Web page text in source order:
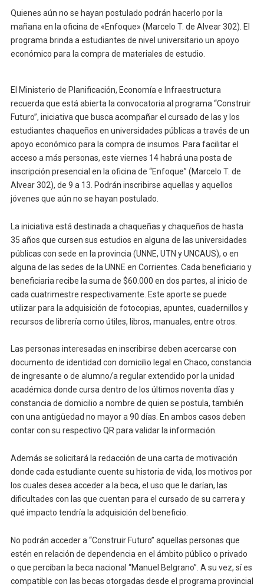
Quienes aún no se hayan postulado podrán hacerlo por la
mañana en la oficina de «Enfoque» (Marcelo T. de Alvear 302). El
programa brinda a estudiantes de nivel universitario un apoyo
económico para la compra de materiales de estudio.
El Ministerio de Planificación, Economía e Infraestructura
recuerda que está abierta la convocatoria al programa “Construir
Futuro”, iniciativa que busca acompañar el cursado de las y los
estudiantes chaqueños en universidades públicas a través de un
apoyo económico para la compra de insumos. Para facilitar el
acceso a más personas, este viernes 14 habrá una posta de
inscripción presencial en la oficina de “Enfoque” (Marcelo T. de
Alvear 302), de 9 a 13. Podrán inscribirse aquellas y aquellos
jóvenes que aún no se hayan postulado.
La iniciativa está destinada a chaqueñas y chaqueños de hasta
35 años que cursen sus estudios en alguna de las universidades
públicas con sede en la provincia (UNNE, UTN y UNCAUS), o en
alguna de las sedes de la UNNE en Corrientes. Cada beneficiario y
beneficiaria recibe la suma de $60.000 en dos partes, al inicio de
cada cuatrimestre respectivamente. Este aporte se puede
utilizar para la adquisición de fotocopias, apuntes, cuadernillos y
recursos de librería como útiles, libros, manuales, entre otros.
Las personas interesadas en inscribirse deben acercarse con
documento de identidad con domicilio legal en Chaco, constancia
de ingresante o de alumno/a regular extendido por la unidad
académica donde cursa dentro de los últimos noventa días y
constancia de domicilio a nombre de quien se postula, también
con una antigüedad no mayor a 90 días. En ambos casos deben
contar con su respectivo QR para validar la información.
Además se solicitará la redacción de una carta de motivación
donde cada estudiante cuente su historia de vida, los motivos por
los cuales desea acceder a la beca, el uso que le darían, las
dificultades con las que cuentan para el cursado de su carrera y
qué impacto tendría la adquisición del beneficio.
No podrán acceder a “Construir Futuro” aquellas personas que
estén en relación de dependencia en el ámbito público o privado
o que perciban la beca nacional “Manuel Belgrano”. A su vez, sí es
compatible con las becas otorgadas desde el programa provincial